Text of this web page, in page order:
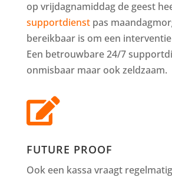
op vrijdagnamiddag de geest
supportdienstpas
bereikbaar is om een
Een betrouwbare 24/7
onmisbaar maar ook zeldzaam.

FUTURE PROOF
Ook een kassa vraagt